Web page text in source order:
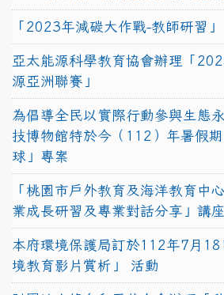
「2023年減碳大作戰-教師研習」
亞太能源科學教育協會辦理「
源亞洲聯賽」
為倡導全民以實際行動參與生態
技博物館特於今（112）年暑假
球」專案
「桃園市戶外教育及海洋教育中
業成長研習及專業對話分享」講
本府環境保護局訂於112年7月18
境教育影片賞析」 活動